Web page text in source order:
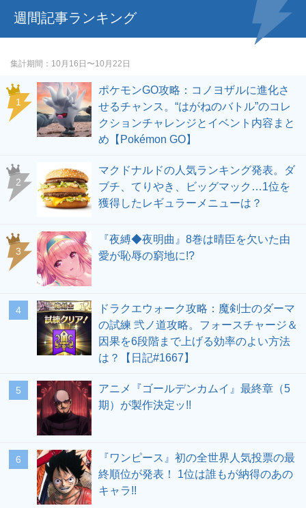
週間記事ランキング
集計期間 10月16日〜10月22日
ポケモンGO攻略：コノヨザルに進化さ
せるチャンス。“はがねのバトル”のコレ
クションチャレンジとイベント内容まと
め【Pokémon GO】
マクドナルドの人気ランキング発表。ダ
ブチ、てりやき、ビッグマック…1位を
獲得したレギュラーメニューは？
『夜縛◆夜明曲』8巻は晴臣を欠いた由
愛が恥辱の窮地に!?
ドラクエウォーク攻略：魔剣士のダーマ
の試練 弐ノ道攻略。フォースチャージ＆
因果を6段階まで上げる効率のよい方法
は？【日記#1667】
アニメ『ゴールデンカムイ』最終章（5
期）が製作決定ッ!!
『ワンピース』初の全世界人気投票の最
終順位が発表！ 1位は誰もが納得のあの
キャラ!!